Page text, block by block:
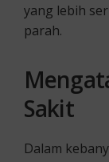
yang lebih
parah.
Sakit
Dalam